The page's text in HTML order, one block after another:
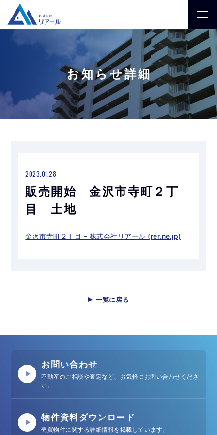
お知らせ詳細
2023.01.28
販売開始 金沢市寺町２丁
目 土地
金沢市寺町２丁目 – 株式会社リアール (rer.ne.jp)
一覧に戻る
お問い合わせ
不動産のご相談や査定など、お気軽にお問い合わせくださ
い。
物件資料ダウンロード
売買物件に関する詳細情報を掲載しています。